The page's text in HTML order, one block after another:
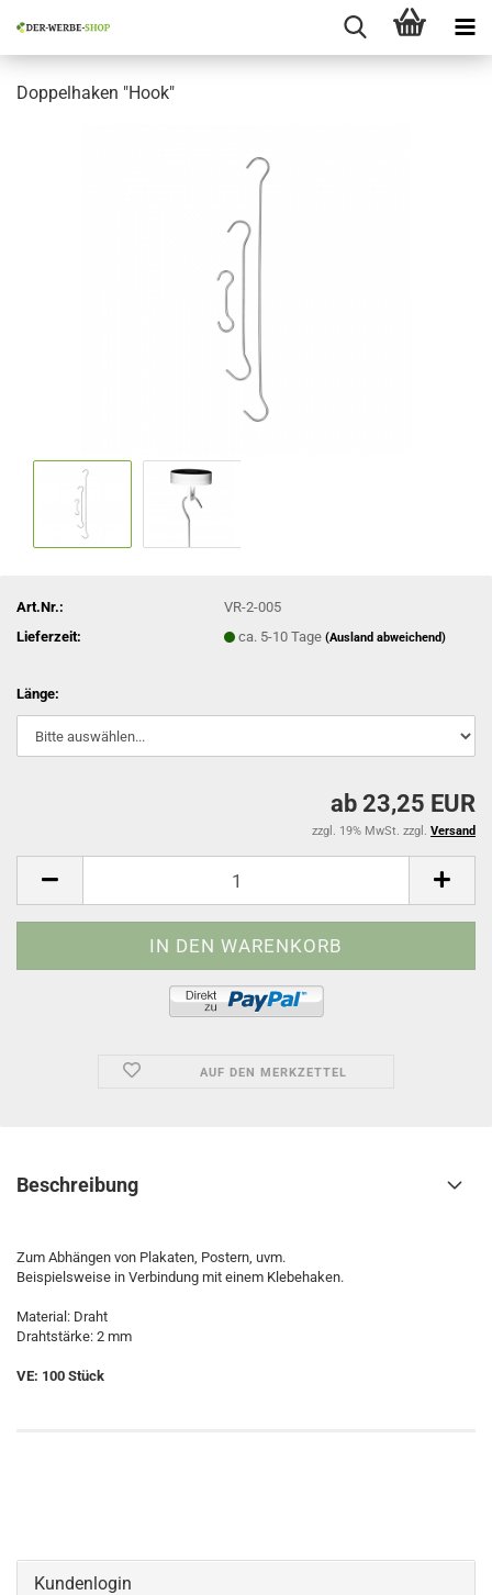
Doppelhaken "Hook"
Art.Nr.:
VR-2-005
Lieferzeit:
ca. 5-10 Tage(Ausland abweichend)
Länge:
ab 23,25 EUR
zzgl. 19% MwSt. zzgl. Versand
AUF DEN MERKZETTEL
Beschreibung
Zum Abhängen von Plakaten, Postern, uvm.
Beispielsweise in Verbindung mit einem Klebehaken.
Material: Draht
Drahtstärke: 2 mm
VE: 100 Stück
Kundenlogin